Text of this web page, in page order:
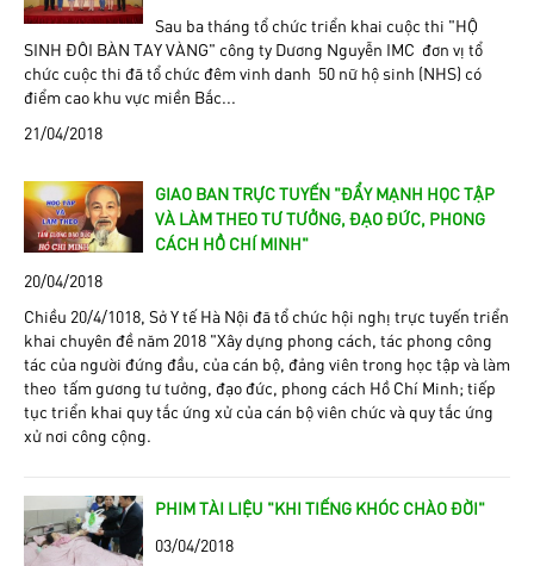
Sau ba tháng tổ chức triển khai cuộc thi “HỘ
SINH ĐÔI BÀN TAY VÀNG” công ty Dương Nguyễn IMC đơn vị tổ
chức cuộc thi đã tổ chức đêm vinh danh 50 nữ hộ sinh (NHS) có
điểm cao khu vực miền Bắc...
21/04/2018
GIAO BAN TRỰC TUYẾN "ĐẨY MẠNH HỌC TẬP
VÀ LÀM THEO TƯ TƯỞNG, ĐẠO ĐỨC, PHONG
CÁCH HỒ CHÍ MINH"
20/04/2018
Chiều 20/4/1018, Sở Y tế Hà Nội đã tổ chức hội nghị trực tuyến triển
khai chuyên đề năm 2018 “Xây dựng phong cách, tác phong công
tác của người đứng đầu, của cán bộ, đảng viên trong học tập và làm
theo tấm gương tư tưởng, đạo đức, phong cách Hồ Chí Minh; tiếp
tục triển khai quy tắc ứng xử của cán bộ viên chức và quy tắc ứng
xử nơi công cộng.
PHIM TÀI LIỆU "KHI TIẾNG KHÓC CHÀO ĐỜI"
03/04/2018